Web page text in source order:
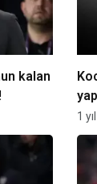
kalan
1